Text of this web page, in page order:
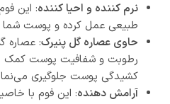
نرم کننده و احیا کننده: این
طبیعی عمل کرده و پوست شما
حاوی عصاره گل پنیرک: عصاره
رطوبت و شفافیت پوست کمک
کشیدگی پوست جلوگیری
آرامش دهنده: این فوم با